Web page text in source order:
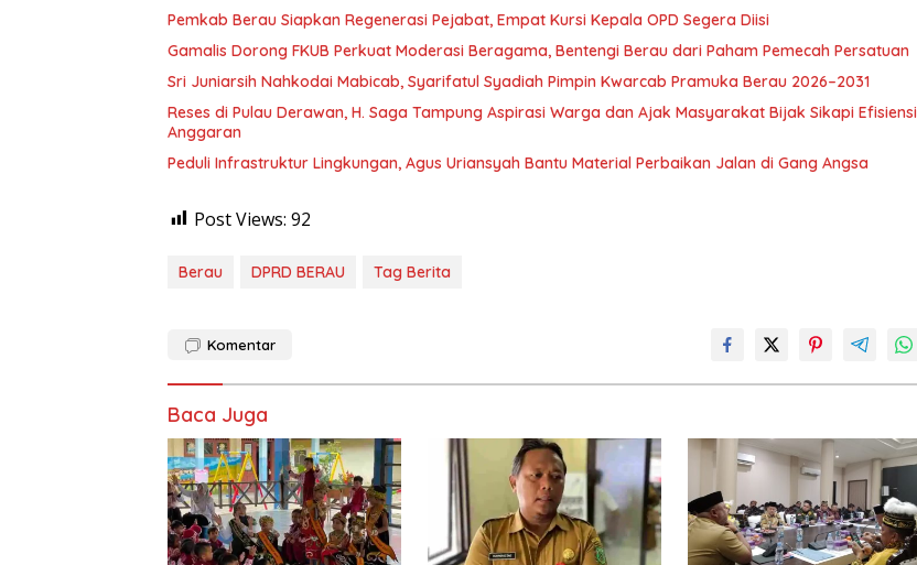
Pemkab Berau Siapkan Regenerasi Pejabat, Empat Kursi Kepala OPD Segera Diisi
Gamalis Dorong FKUB Perkuat Moderasi Beragama, Bentengi Berau dari Paham Pemecah Persatuan
Sri Juniarsih Nahkodai Mabicab, Syarifatul Syadiah Pimpin Kwarcab Pramuka Berau 2026–2031
Reses di Pulau Derawan, H. Saga Tampung Aspirasi Warga dan Ajak Masyarakat Bijak Sikapi Efisiensi
Anggaran
Peduli Infrastruktur Lingkungan, Agus Uriansyah Bantu Material Perbaikan Jalan di Gang Angsa
Post Views: 92
Berau DPRD BERAU Tag Berita
Komentar
Baca Juga